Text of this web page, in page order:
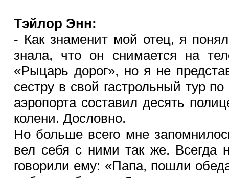
Тэйлор Энн:
- Как знаменит мой отец, я
знала, что он снимается на
«Рыцарь дорог», но я не
сестру в свой гастрольный тур
аэропорта составил десять
колени. Дословно.
Но больше всего мне
вел себя с ними так же. Всегда
говорили ему: «Папа, пошли